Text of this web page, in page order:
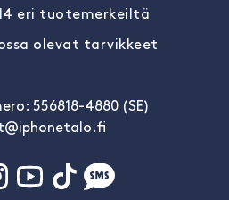
eri tuotemerkeiltä
olevat tarvikkeet
556818-4880 (SE)